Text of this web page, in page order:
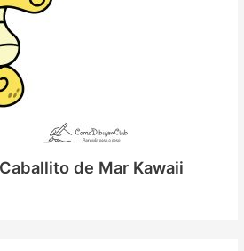
de Mar Kawaii